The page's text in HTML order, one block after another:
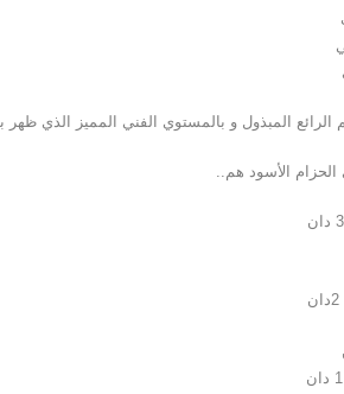
الرائع المبذول و بالمستوي الفني المميز الذي
الأسود هم..